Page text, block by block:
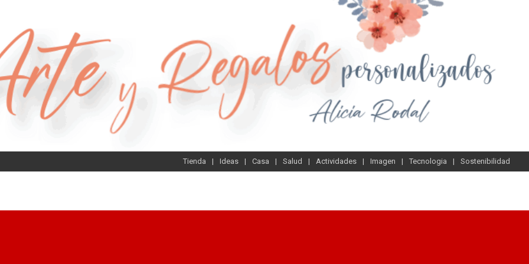
Tienda Ideas Casa Salud Actividades Imagen Tecnologia Sostenibilidad